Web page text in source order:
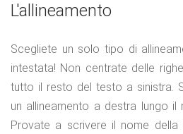
L'allineamento
Scegliete un solo tipo di
intestata! Non centrate delle
tutto il resto del testo a sinistra.
un allineamento a destra lungo il
Provate a scrivere il nome della